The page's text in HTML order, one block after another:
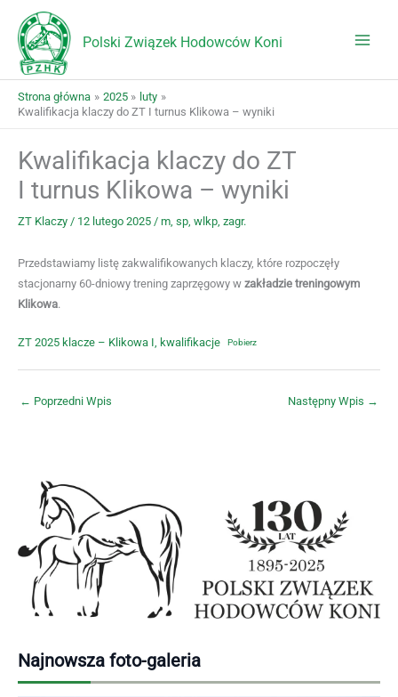
treści
Polski Związek Hodowców Koni
Strona główna 2025
luty
Kwalifikacja klaczy do ZT I turnus Klikowa – wyniki
Kwalifikacja klaczy do ZT
I turnus Klikowa – wyniki
ZT Klaczy / 12 lutego 2025 / m, sp, wlkp, zagr.
Przedstawiamy listę zakwalifikowanych klaczy, które rozpoczęły
stacjonarny 60-dniowy trening zaprzęgowy w zakładzie treningowym
Klikowa.
ZT 2025 klacze – Klikowa I, kwalifikacje Pobierz
← Poprzedni Wpis Następny Wpis →
Najnowsza foto-galeria